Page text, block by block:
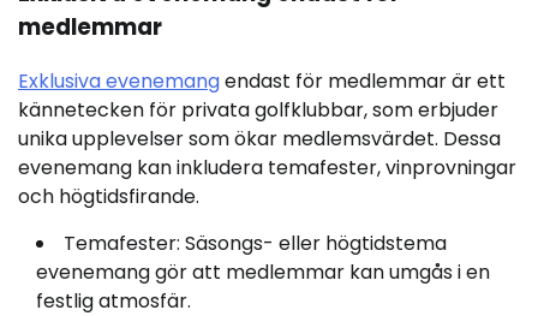
medlemmar
Exklusiva evenemangendast för medlemmar är ett
kännetecken för privata golfklubbar, som erbjuder
unika upplevelser som ökar medlemsvärdet. Dessa
evenemang kan inkludera temafester, vinprovningar
och högtidsfirande.
Temafester: Säsongs- eller högtidstema
evenemang gör att medlemmar kan umgås i en
festlig atmosfär.